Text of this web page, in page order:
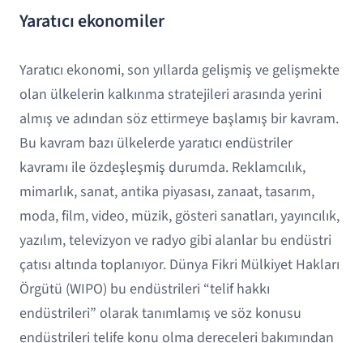
Yaratıcı ekonomiler
Yaratıcı ekonomi, son yıllarda gelişmiş ve gelişmekte
olan ülkelerin kalkınma stratejileri arasında yerini
almış ve adından söz ettirmeye başlamış bir kavram.
Bu kavram bazı ülkelerde yaratıcı endüstriler
kavramı ile özdeşleşmiş durumda. Reklamcılık,
mimarlık, sanat, antika piyasası, zanaat, tasarım,
moda, film, video, müzik, gösteri sanatları, yayıncılık,
yazılım, televizyon ve radyo gibi alanlar bu endüstri
çatısı altında toplanıyor. Dünya Fikri Mülkiyet Hakları
Örgütü (WIPO) bu endüstrileri “telif hakkı
endüstrileri” olarak tanımlamış ve söz konusu
endüstrileri telife konu olma dereceleri bakımından